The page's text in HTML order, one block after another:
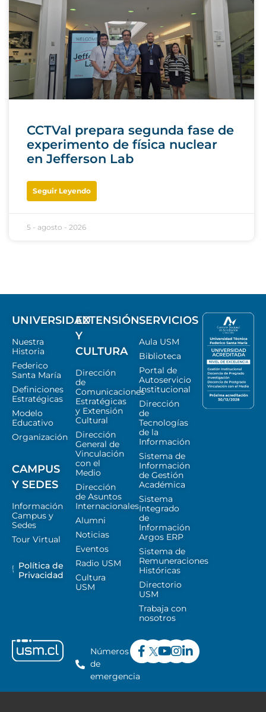
CCTVal prepara segunda fase de
experimento de física nuclear
en Jefferson Lab
Seguir Leyendo
5 - agosto - 2026
UNIVERSIDAD
Nuestra
Historia
Federico
Santa María
Definiciones
Estratégicas
Modelo
Educativo
Organización
CAMPUS
Y SEDES
Información
Campus y
Sedes
Tour Virtual
Política de
Privacidad
EXTENSIÓN
Y
CULTURA
Dirección
de
Comunicaciones
Estratégicas
y Extensión
Cultural
Dirección
General de
Vinculación
con el
Medio
Dirección
de Asuntos
Internacionales
Alumni
Noticias
Eventos
Radio USM
Cultura
USM
SERVICIOS
Aula USM
Biblioteca
Portal de
Autoservicio
Institucional
Dirección
de
Tecnologías
de la
Información
Sistema de
Información
de Gestión
Académica
Sistema
Integrado
de
Información
Argos ERP
Sistema de
Remuneraciones
Históricas
Directorio
USM
Trabaja con
nosotros
Números
de
emergencia